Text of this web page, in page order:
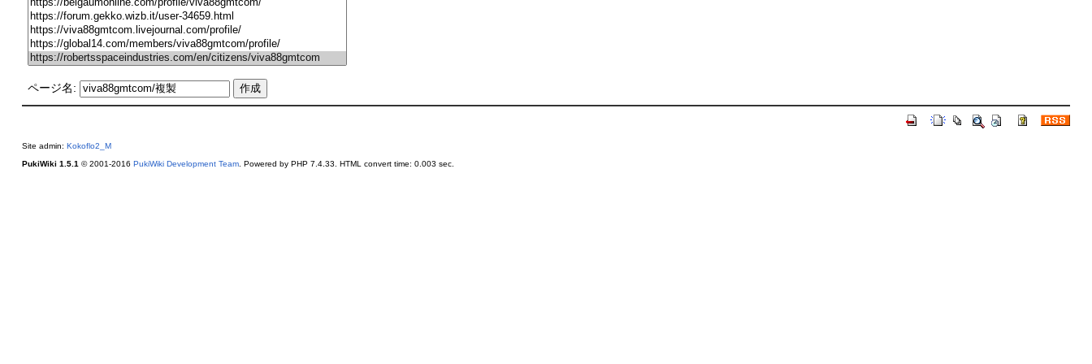
ページ名:
Site admin: Kokoflo2_M
PukiWiki 1.5.1 © 2001-2016 PukiWiki Development Team. Powered by PHP 7.4.33. HTML convert time: 0.003 sec.